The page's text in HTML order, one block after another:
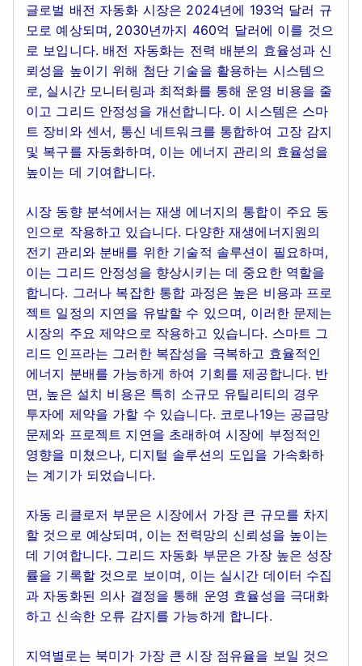
글로벌 배전 자동화 시장은 2024년에 193억 달러 규
모로 예상되며, 2030년까지 460억 달러에 이를 것으
로 보입니다. 배전 자동화는 전력 배분의 효율성과 신
뢰성을 높이기 위해 첨단 기술을 활용하는 시스템으
로, 실시간 모니터링과 최적화를 통해 운영 비용을 줄
이고 그리드 안정성을 개선합니다. 이 시스템은 스마
트 장비와 센서, 통신 네트워크를 통합하여 고장 감지
및 복구를 자동화하며, 이는 에너지 관리의 효율성을
높이는 데 기여합니다.
시장 동향 분석에서는 재생 에너지의 통합이 주요 동
인으로 작용하고 있습니다. 다양한 재생에너지원의
전기 관리와 분배를 위한 기술적 솔루션이 필요하며,
이는 그리드 안정성을 향상시키는 데 중요한 역할을
합니다. 그러나 복잡한 통합 과정은 높은 비용과 프로
젝트 일정의 지연을 유발할 수 있으며, 이러한 문제는
시장의 주요 제약으로 작용하고 있습니다. 스마트 그
리드 인프라는 그러한 복잡성을 극복하고 효율적인
에너지 분배를 가능하게 하여 기회를 제공합니다. 반
면, 높은 설치 비용은 특히 소규모 유틸리티의 경우
투자에 제약을 가할 수 있습니다. 코로나19는 공급망
문제와 프로젝트 지연을 초래하여 시장에 부정적인
영향을 미쳤으나, 디지털 솔루션의 도입을 가속화하
는 계기가 되었습니다.
자동 리클로저 부문은 시장에서 가장 큰 규모를 차지
할 것으로 예상되며, 이는 전력망의 신뢰성을 높이는
데 기여합니다. 그리드 자동화 부문은 가장 높은 성장
률을 기록할 것으로 보이며, 이는 실시간 데이터 수집
과 자동화된 의사 결정을 통해 운영 효율성을 극대화
하고 신속한 오류 감지를 가능하게 합니다.
지역별로는 북미가 가장 큰 시장 점유율을 보일 것으